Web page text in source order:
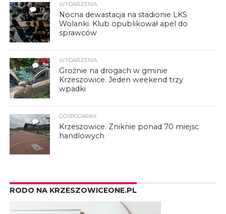
12
WYDARZENIA
Nocna dewastacja na stadionie LKS
Wolanki. Klub opublikował apel do
sprawców
3
WYDARZENIA
Groźnie na drogach w gminie
Krzeszowice. Jeden weekend trzy
wpadki
6
GOSPODARKA
Krzeszowice. Zniknie ponad 70 miejsc
handlowych
RODO NA KRZESZOWICEONE.PL